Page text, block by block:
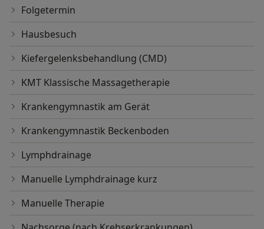
Folgetermin
Hausbesuch
Kiefergelenksbehandlung (CMD)
KMT Klassische Massagetherapie
Krankengymnastik am Gerät
Krankengymnastik Beckenboden
Lymphdrainage
Manuelle Lymphdrainage kurz
Manuelle Therapie